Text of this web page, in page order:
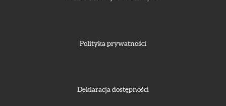
Polityka prywatności
Deklaracja dostępności